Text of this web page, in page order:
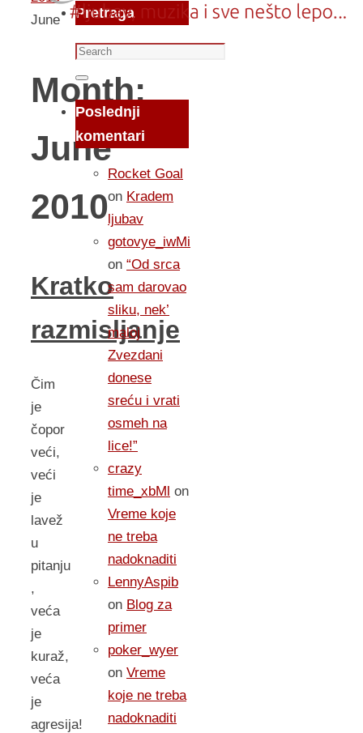
June
Month:
June
2010
Kratko
razmisljanje
Čim
je
čopor
veći,
veći
je
lavež
u
pitanju
,
veća
je
kuraž,
veća
je
agresija!
Pretraga
Search
for:
Search
Poslednji
komentari
Rocket Goal
on Kradem
ljubav
gotovye_iwMi
on “Od srca
sam darovao
sliku, nek’
maloj
Zvezdani
donese
sreću i vrati
osmeh na
lice!”
crazy
time_xbMl on
Vreme koje
ne treba
nadoknaditi
LennyAspib
on Blog za
primer
poker_wyer
on Vreme
koje ne treba
nadoknaditi